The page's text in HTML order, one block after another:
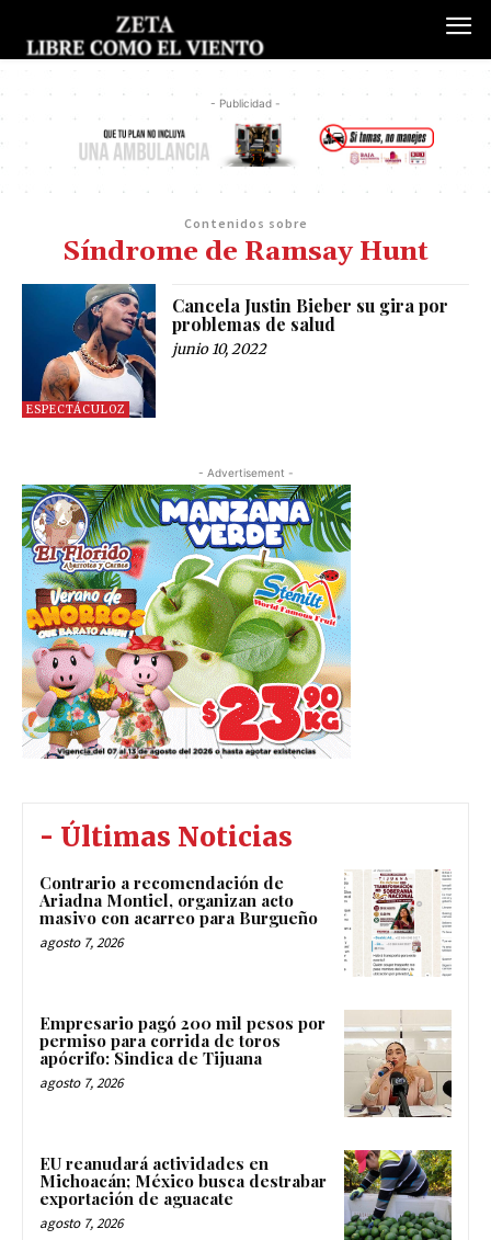
- Publicidad -
Contenidos sobre
Síndrome de Ramsay Hunt
ESPECTÁCULOZ
Cancela Justin Bieber su gira por
problemas de salud
junio 10, 2022
- Advertisement -
- Últimas Noticias
Contrario a recomendación de
Ariadna Montiel, organizan acto
masivo con acarreo para Burgueño
agosto 7, 2026
Empresario pagó 200 mil pesos por
permiso para corrida de toros
apócrifo: Sindica de Tijuana
agosto 7, 2026
EU reanudará actividades en
Michoacán; México busca destrabar
exportación de aguacate
agosto 7, 2026